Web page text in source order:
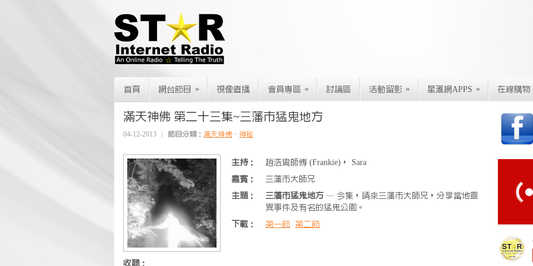
首頁 網台節目 » 視像直播 會員專區 » 討論區 活動留影 » 星滙網APPS » 在線購物
滿天神佛 第二十三集~三藩市猛鬼地方
04-12-2013 節目分類： 滿天神佛、 神秘
主持：
趙浩鸞師傅 (Frankie)， Sara
嘉賓：
三藩市大師兄
主題：
三藩市猛鬼地方 — 今集，請來三藩市大師兄，分享當地靈
異事件及有名的猛鬼公園。
下載：
第一節 第二節
收聽：